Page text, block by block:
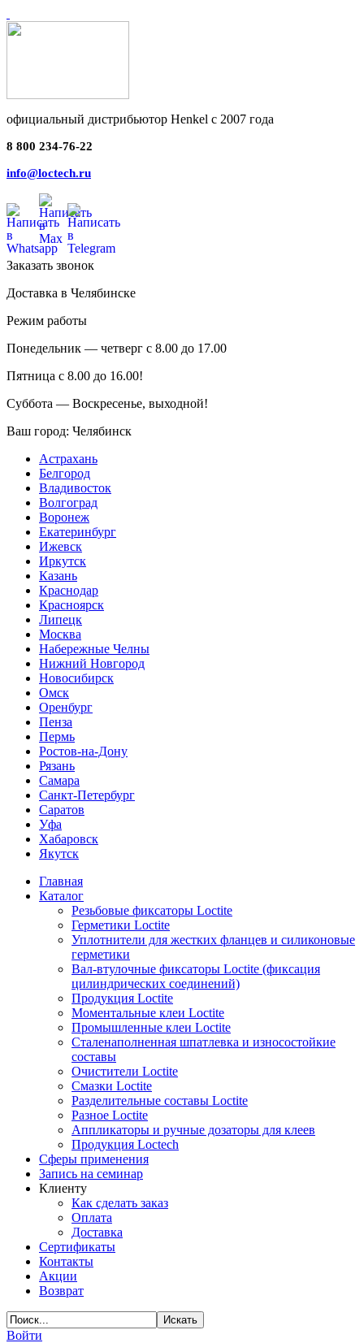
официальный дистрибьютор Henkel с 2007 года
8 800 234-76-22
info@loctech.ru
Заказать звонок
Доставка в Челябинске
Режим работы
Понедельник — четверг с 8.00 до 17.00
Пятница с 8.00 до 16.00!
Суббота — Воскресенье, выходной!
Ваш город: Челябинск
Астрахань
Белгород
Владивосток
Волгоград
Воронеж
Екатеринбург
Ижевск
Иркутск
Казань
Краснодар
Красноярск
Липецк
Москва
Набережные Челны
Нижний Новгород
Новосибирск
Омск
Оренбург
Пенза
Пермь
Ростов-на-Дону
Рязань
Самара
Санкт-Петербург
Саратов
Уфа
Хабаровск
Якутск
Главная
Каталог
Резьбовые фиксаторы Loctite
Герметики Loctite
Уплотнители для жестких фланцев и силиконовые
герметики
Вал-втулочные фиксаторы Loctite (фиксация
цилиндрических соединений)
Продукция Loctite
Моментальные клеи Loctite
Промышленные клеи Loctite
Сталенаполненная шпатлевка и износостойкие
составы
Очистители Loctite
Смазки Loctite
Разделительные составы Loctite
Разное Loctite
Аппликаторы и ручные дозаторы для клеев
Продукция Loctech
Сферы применения
Запись на семинар
Клиенту
Как сделать заказ
Оплата
Доставка
Сертификаты
Контакты
Акции
Возврат
Войти